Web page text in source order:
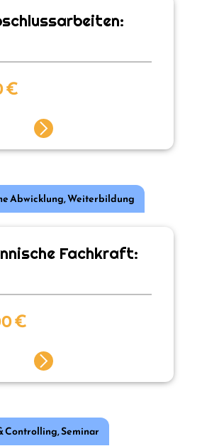
€
Abwicklung,Weiterbildung
Fachkraft:
€
Controlling,Seminar